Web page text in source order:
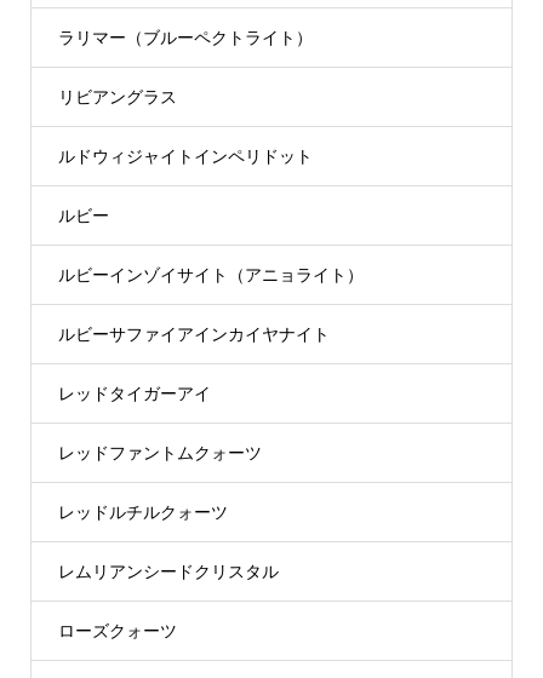
ラリマー（ブルーペクトライト）
リビアングラス
ルドウィジャイトインペリドット
ルビー
ルビーインゾイサイト（アニョライト）
ルビーサファイアインカイヤナイト
レッドタイガーアイ
レッドファントムクォーツ
レッドルチルクォーツ
レムリアンシードクリスタル
ローズクォーツ